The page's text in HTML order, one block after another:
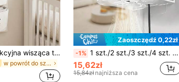
1 szt. wielofunkcyjna wisząca torba do przechowywania z 3 przegrodami, lniany organizer z motywem kreskówkowego misia, odpowiedni do łazienki, na biurko, do akademika i pokoju dziecięcego, do przechowywania różnych drobnych przedmiotów
w powrót do szkoły Przechowywanie w szkółce
Zaoszczędź 0,22zł
-1% 1 szt./2 szt./3 szt./4 szt. wielofunkcyjny regulowany uchwyt ścienny, uniwersalny montaż do kamery, monitora i telewizora, półka do przechowywania akcesoriów smart home
15,62zł
15,84zł najniższa cena